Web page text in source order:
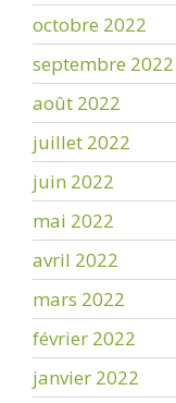
octobre 2022
septembre 2022
août 2022
juillet 2022
juin 2022
mai 2022
avril 2022
mars 2022
février 2022
janvier 2022